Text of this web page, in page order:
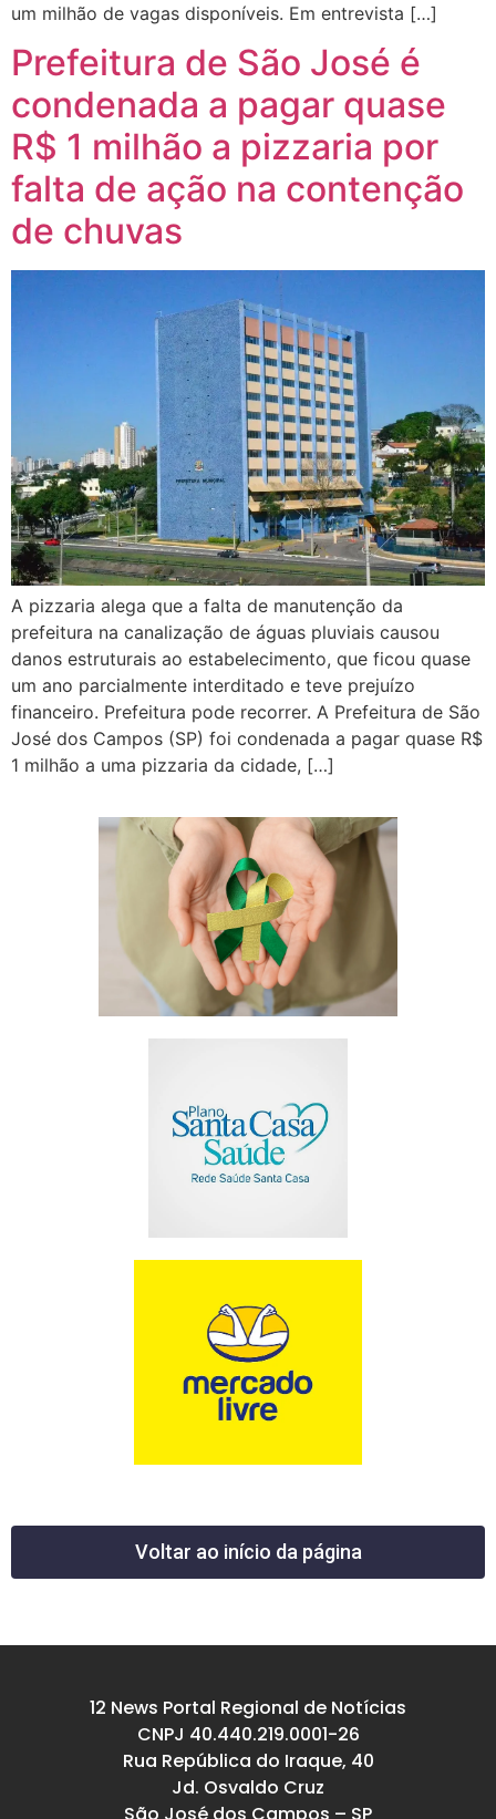
um milhão de vagas disponíveis. Em entrevista […]
Prefeitura de São José é
condenada a pagar quase
R$ 1 milhão a pizzaria por
falta de ação na contenção
de chuvas
A pizzaria alega que a falta de manutenção da
prefeitura na canalização de águas pluviais causou
danos estruturais ao estabelecimento, que ficou quase
um ano parcialmente interditado e teve prejuízo
financeiro. Prefeitura pode recorrer. A Prefeitura de São
José dos Campos (SP) foi condenada a pagar quase R$
1 milhão a uma pizzaria da cidade, […]
Voltar ao início da página
12 News Portal Regional de Notícias
CNPJ 40.440.219.0001-26
Rua República do Iraque, 40
Jd. Osvaldo Cruz
São José dos Campos – SP